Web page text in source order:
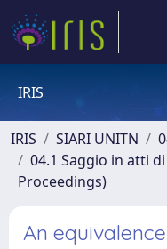
IRIS
IRIS SIARI UNITN
04.1 Saggio in atti
Proceedings)
An